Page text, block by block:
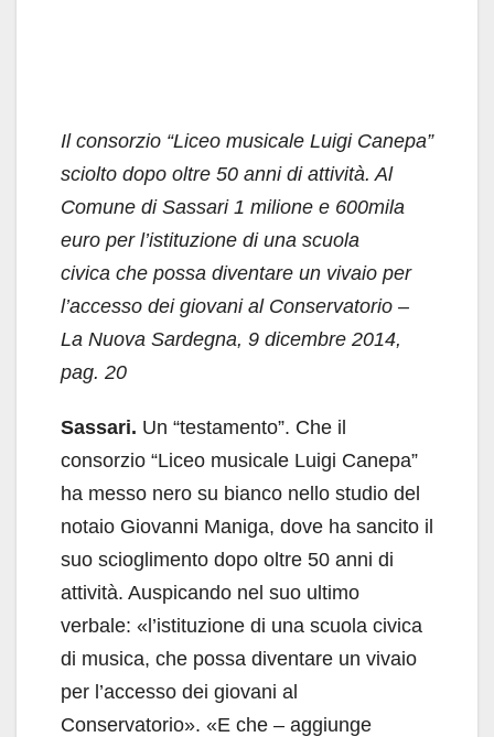
Il consorzio “Liceo musicale Luigi Canepa”
sciolto dopo oltre 50 anni di attività. Al
Comune di Sassari 1 milione e 600mila
euro per l’istituzione di una scuola
civica che possa diventare un vivaio per
l’accesso dei giovani al Conservatorio –
La Nuova Sardegna, 9 dicembre 2014,
pag. 20
Sassari. Un “testamento”. Che il
consorzio “Liceo musicale Luigi Canepa”
ha messo nero su bianco nello studio del
notaio Giovanni Maniga, dove ha sancito il
suo scioglimento dopo oltre 50 anni di
attività. Auspicando nel suo ultimo
verbale: «l’istituzione di una scuola civica
di musica, che possa diventare un vivaio
per l’accesso dei giovani al
Conservatorio». «E che – aggiunge